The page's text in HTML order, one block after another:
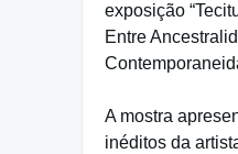
exposição
Entre
A mostra
inéditos da